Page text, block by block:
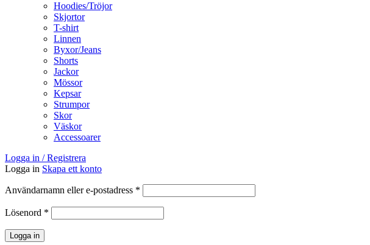
Hoodies/Tröjor
Skjortor
T-shirt
Linnen
Byxor/Jeans
Shorts
Jackor
Mössor
Kepsar
Strumpor
Skor
Väskor
Accessoarer
Logga in / Registrera
Logga in Skapa ett konto
Användarnamn eller e-postadress *
Lösenord *
Logga in